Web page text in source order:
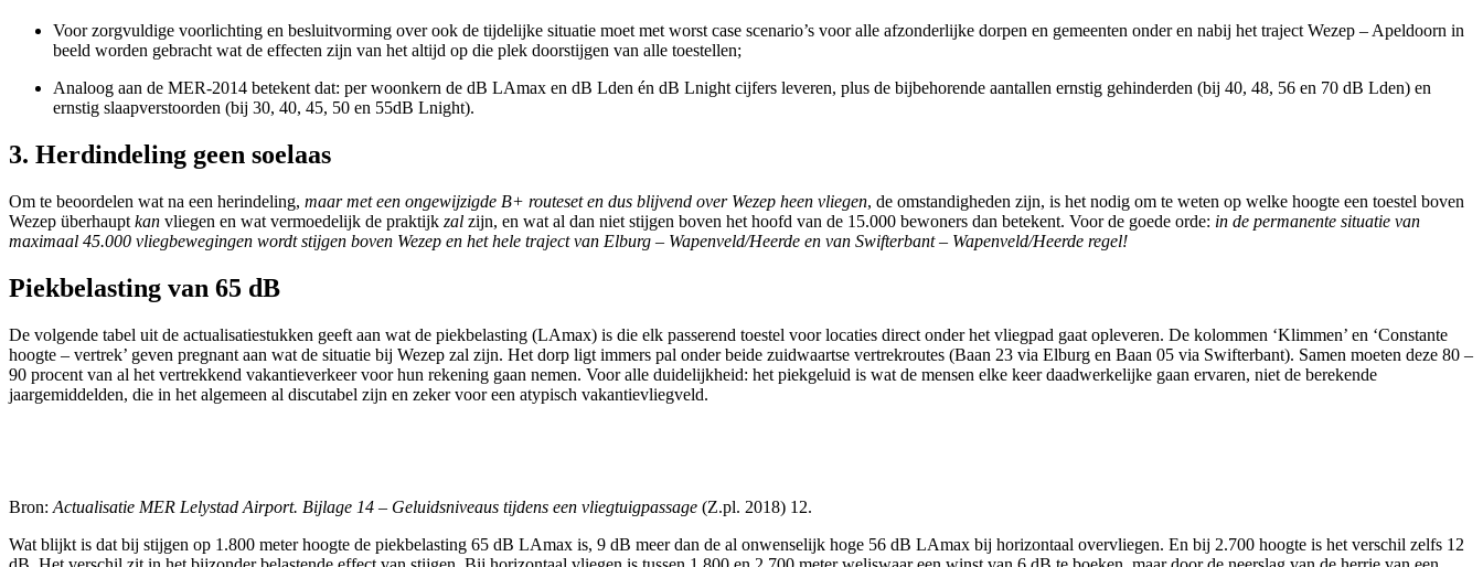
Voor zorgvuldige voorlichting en besluitvorming over ook de tijdelijke situatie moet met worst case scenario’s voor alle afzonderlijke dorpen en gemeenten onder en nabij het traject Wezep – Apeldoorn in
beeld worden gebracht wat de effecten zijn van het altijd op die plek doorstijgen van alle toestellen;
Analoog aan de MER-2014 betekent dat: per woonkern de dB LAmax en dB Lden én dB Lnight cijfers leveren, plus de bijbehorende aantallen ernstig gehinderden (bij 40, 48, 56 en 70 dB Lden) en
ernstig slaapverstoorden (bij 30, 40, 45, 50 en 55dB Lnight).
3. Herdindeling geen soelaas
Om te beoordelen wat na een herindeling, maar met een ongewijzigde B+ routeset en dus blijvend over Wezep heen vliegen, de omstandigheden zijn, is het nodig om te weten op welke hoogte een toestel boven
Wezep überhaupt kan vliegen en wat vermoedelijk de praktijk zal zijn, en wat al dan niet stijgen boven het hoofd van de 15.000 bewoners dan betekent. Voor de goede orde: in de permanente situatie van
maximaal 45.000 vliegbewegingen wordt stijgen boven Wezep en het hele traject van Elburg – Wapenveld/Heerde en van Swifterbant – Wapenveld/Heerde regel!
Piekbelasting van 65 dB
De volgende tabel uit de actualisatiestukken geeft aan wat de piekbelasting (LAmax) is die elk passerend toestel voor locaties direct onder het vliegpad gaat opleveren. De kolommen ‘Klimmen’ en ‘Constante
hoogte – vertrek’ geven pregnant aan wat de situatie bij Wezep zal zijn. Het dorp ligt immers pal onder beide zuidwaartse vertrekroutes (Baan 23 via Elburg en Baan 05 via Swifterbant). Samen moeten deze 80 –
90 procent van al het vertrekkend vakantieverkeer voor hun rekening gaan nemen. Voor alle duidelijkheid: het piekgeluid is wat de mensen elke keer daadwerkelijke gaan ervaren, niet de berekende
jaargemiddelden, die in het algemeen al discutabel zijn en zeker voor een atypisch vakantievliegveld.
Bron: Actualisatie MER Lelystad Airport. Bijlage 14 – Geluidsniveaus tijdens een vliegtuigpassage (Z.pl. 2018) 12.
Wat blijkt is dat bij stijgen op 1.800 meter hoogte de piekbelasting 65 dB LAmax is, 9 dB meer dan de al onwenselijk hoge 56 dB LAmax bij horizontaal overvliegen. En bij 2.700 hoogte is het verschil zelfs 12